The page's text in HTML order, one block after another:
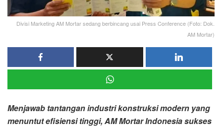
Divisi Marketing AM Mortar sedang berbincang usai Press Conference (Foto: Dok.
AM Mortar)
Menjawab tantangan industri konstruksi modern yang
menuntut efisiensi tinggi, AM Mortar Indonesia sukses